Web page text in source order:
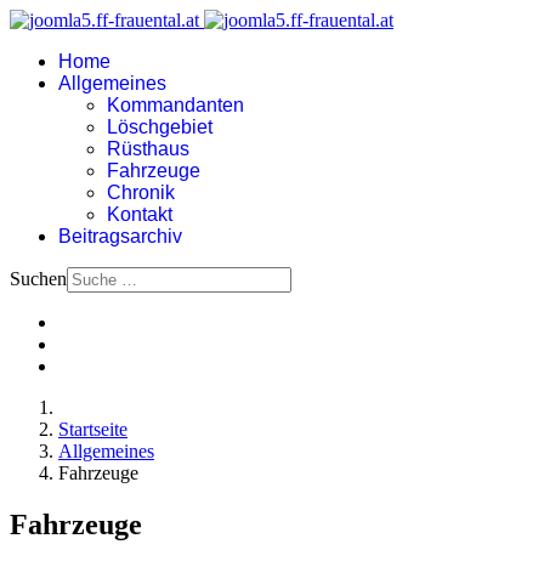
Home
Allgemeines
Kommandanten
Löschgebiet
Rüsthaus
Fahrzeuge
Chronik
Kontakt
Beitragsarchiv
Suchen
Startseite
Allgemeines
Fahrzeuge
Fahrzeuge